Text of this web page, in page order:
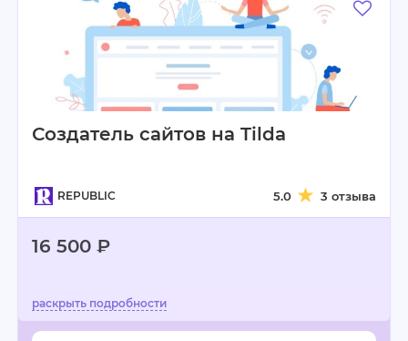
Создатель сайтов на Tilda
REPUBLIC 5.0 3 отзыва
16 500 ₽